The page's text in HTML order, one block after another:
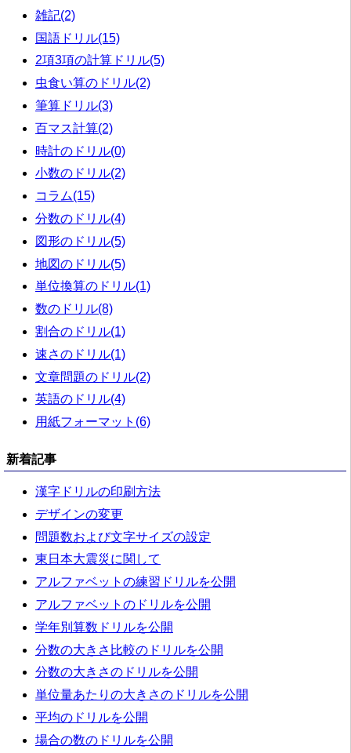
雑記(2)
国語ドリル(15)
2項3項の計算ドリル(5)
虫食い算のドリル(2)
筆算ドリル(3)
百マス計算(2)
時計のドリル(0)
小数のドリル(2)
コラム(15)
分数のドリル(4)
図形のドリル(5)
地図のドリル(5)
単位換算のドリル(1)
数のドリル(8)
割合のドリル(1)
速さのドリル(1)
文章問題のドリル(2)
英語のドリル(4)
用紙フォーマット(6)
新着記事
漢字ドリルの印刷方法
デザインの変更
問題数および文字サイズの設定
東日本大震災に関して
アルファベットの練習ドリルを公開
アルファベットのドリルを公開
学年別算数ドリルを公開
分数の大きさ比較のドリルを公開
分数の大きさのドリルを公開
単位量あたりの大きさのドリルを公開
平均のドリルを公開
場合の数のドリルを公開